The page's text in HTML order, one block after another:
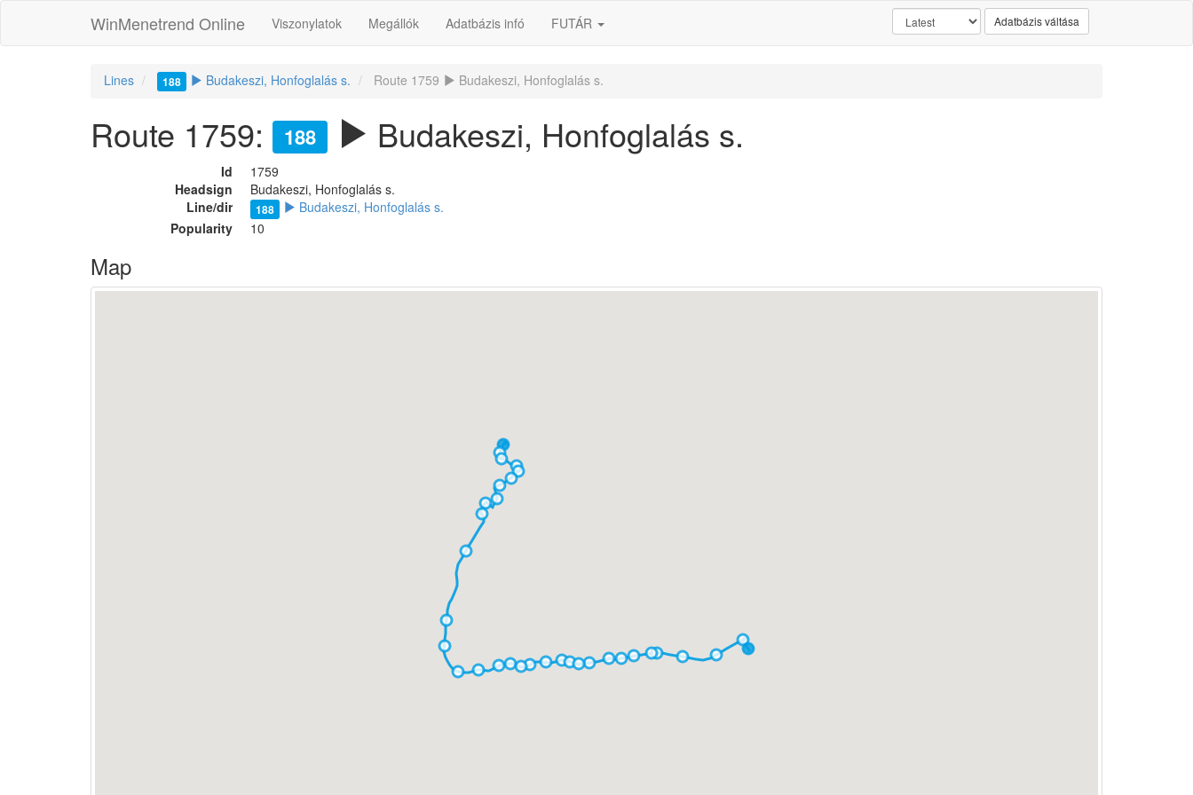
WinMenetrend Online Viszonylatok Megállók Adatbázis infó FUTÁR Adatbázis váltása
Lines 188 Budakeszi, Honfoglalás s. Route 1759 Budakeszi, Honfoglalás s.
Route 1759: 188 Budakeszi, Honfoglalás s.
Id
1759
Headsign
Budakeszi, Honfoglalás s.
Line/dir
188
Budakeszi, Honfoglalás s.
Popularity
10
Map